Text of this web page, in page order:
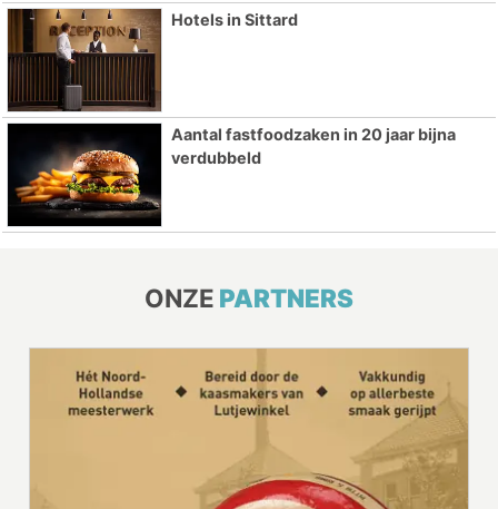
Hotels in Sittard
Aantal fastfoodzaken in 20 jaar bijna
verdubbeld
ONZE PARTNERS